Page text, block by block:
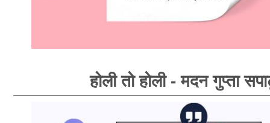
होली तो होली - मदन गुप्ता